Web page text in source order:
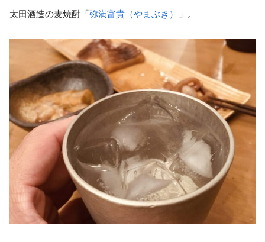
太田酒造の麦焼酎「弥満富貴（やまぶき） 」。